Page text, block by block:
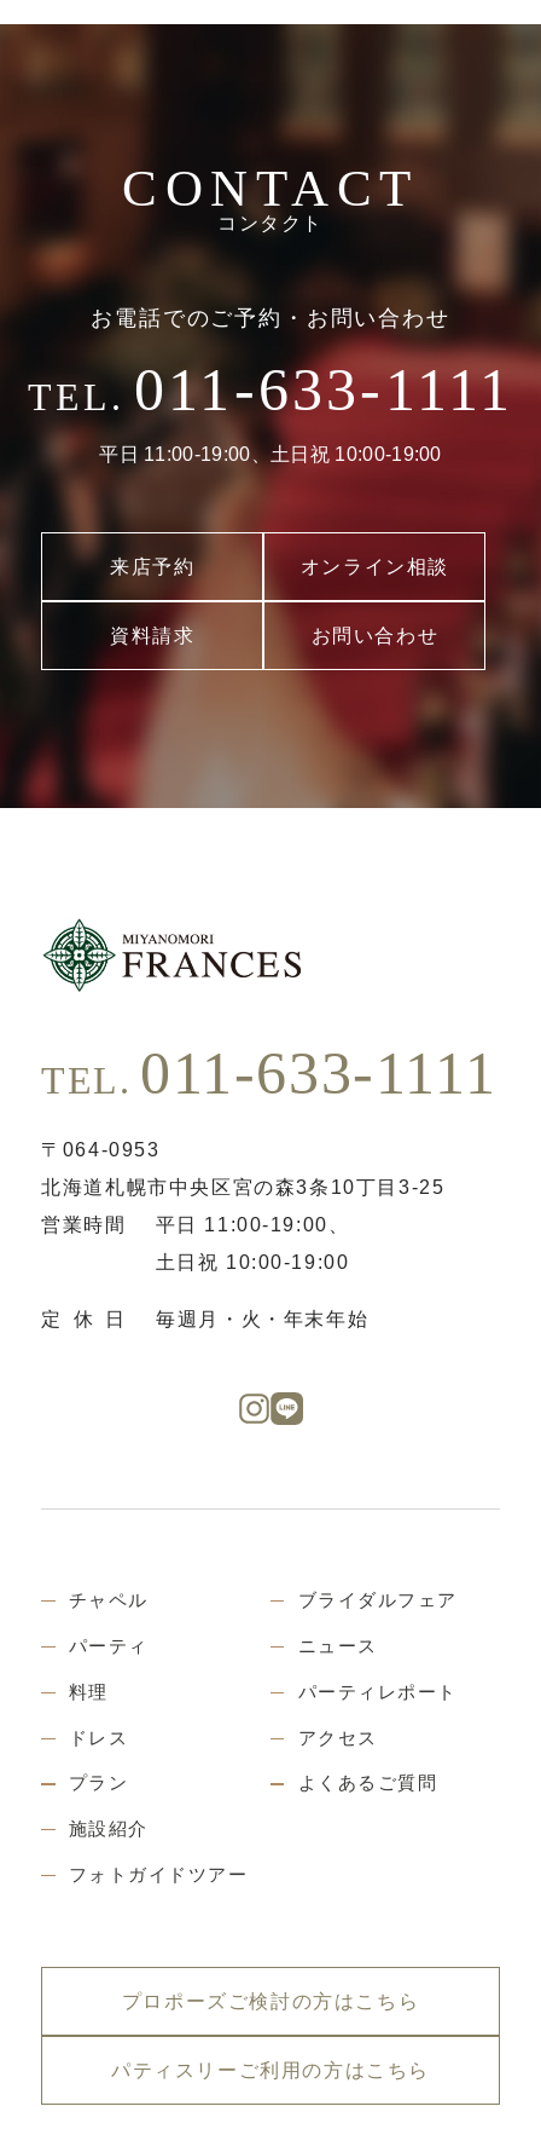
CONTACT
コンタクト
お電話でのご予約・お問い合わせ
TEL. 011-633-1111
平日 11:00-19:00、土日祝 10:00-19:00
来店予約 オンライン相談
資料請求 お問い合わせ
TEL. 011-633-1111
〒064-0953
北海道札幌市中央区宮の森3条10丁目3-25
営業時間
平日 11:00-19:00、
土日祝 10:00-19:00
定休日 毎週月・火・年末年始
チャペル
パーティ
料理
ドレス
プラン
施設紹介
フォトガイドツアー
ブライダルフェア
ニュース
パーティレポート
アクセス
よくあるご質問
プロポーズご検討の方はこちら
パティスリーご利用の方はこちら